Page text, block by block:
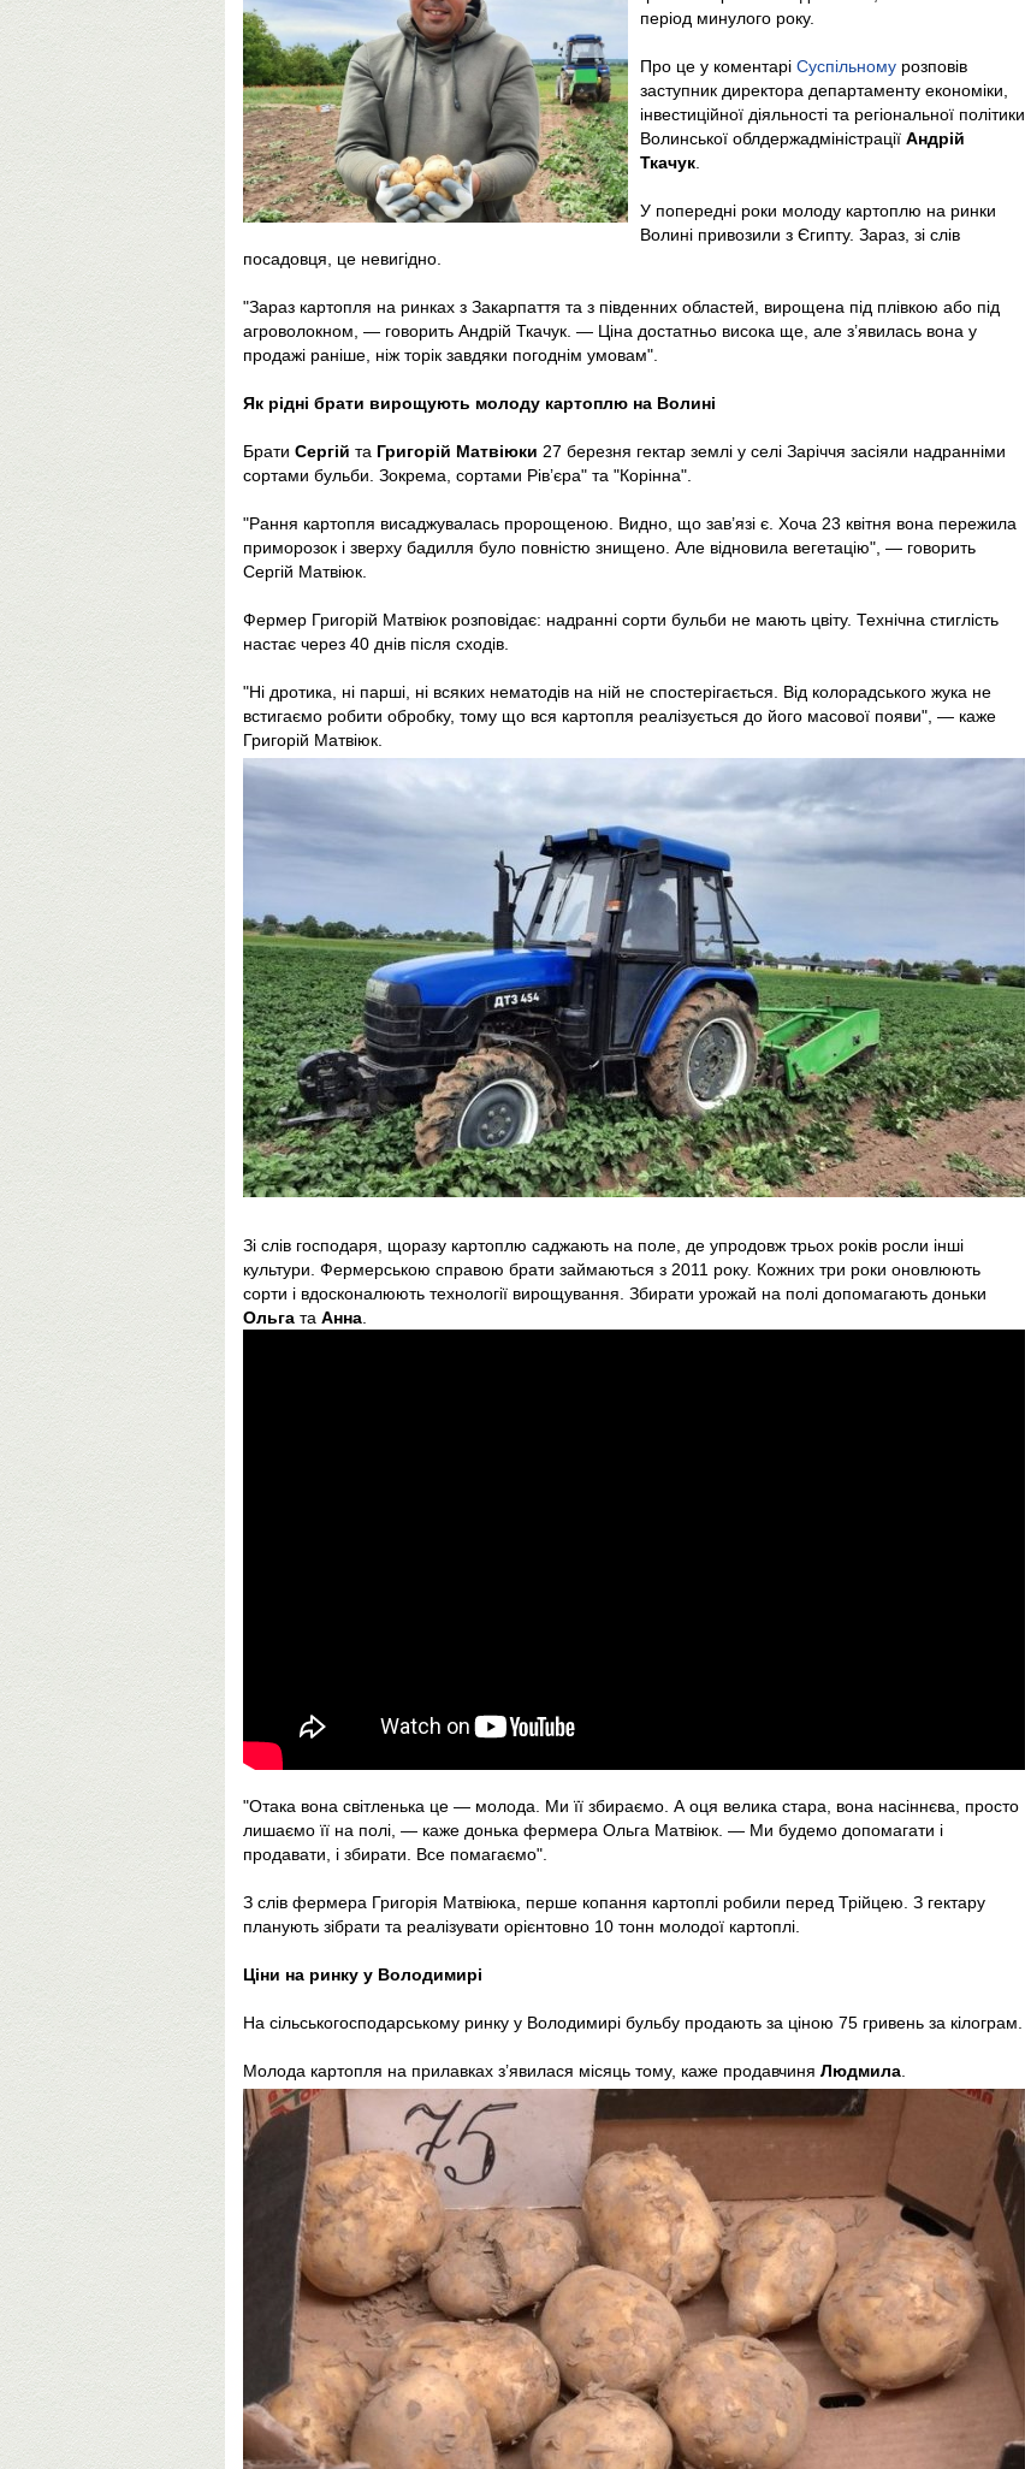
період минулого року.
Про це у коментарі Суспільному розповів
заступник директора департаменту економіки,
інвестиційної діяльності та регіональної політики
Волинської облдержадміністрації Андрій
Ткачук
У попередні роки молоду картоплю на ринки
Волині привозили з Єгипту. Зараз, зі слів
посадовця, це невигідно.
"Зараз картопля на ринках з Закарпаття та з південних областей, вирощена під плівкою або під
агроволокном, — говорить Андрій Ткачук. — Ціна достатньо висока ще, але з’явилась вона у
продажі раніше, ніж торік завдяки погоднім умовам".
Як рідні брати вирощують молоду картоплю на Волині
Брати Сергій та Григорій Матвіюки 27 березня гектар землі у селі Заріччя засіяли надранніми
сортами бульби. Зокрема, сортами Рів’єра" та "Корінна".
"Рання картопля висаджувалась пророщеною. Видно, що зав’язі є. Хоча 23 квітня вона пережила
приморозок і зверху бадилля було повністю знищено. Але відновила вегетацію", — говорить
Сергій Матвіюк.
Фермер Григорій Матвіюк розповідає: надранні сорти бульби не мають цвіту. Технічна стиглість
настає через 40 днів після сходів.
"Ні дротика, ні парші, ні всяких нематодів на ній не спостерігається. Від колорадського жука не
встигаємо робити обробку, тому що вся картопля реалізується до його масової появи", — каже
Григорій Матвіюк.
Зі слів господаря, щоразу картоплю саджають на поле, де упродовж трьох років росли інші
культури. Фермерською справою брати займаються з 2011 року. Кожних три роки оновлюють
сорти і вдосконалюють технології вирощування. Збирати урожай на полі допомагають доньки
Ольга та Анна
"Отака вона світленька це — молода. Ми її збираємо. А оця велика стара, вона насіннєва, просто
лишаємо її на полі, — каже донька фермера Ольга Матвіюк. — Ми будемо допомагати і
продавати, і збирати. Все помагаємо".
З слів фермера Григорія Матвіюка, перше копання картоплі робили перед Трійцею. З гектару
планують зібрати та реалізувати орієнтовно 10 тонн молодої картоплі.
Ціни на ринку у Володимирі
На сільськогосподарському ринку у Володимирі бульбу продають за ціною 75 гривень за кілограм.
Молода картопля на прилавках з’явилася місяць тому, каже продавчиня Людмила